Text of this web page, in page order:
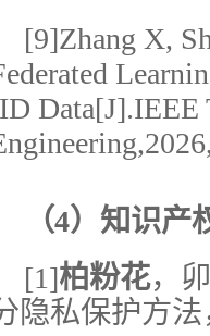
[9]Zhang X,
Data[J].IEEE
（4）知识产
[1]柏粉花，
隐私保护方法